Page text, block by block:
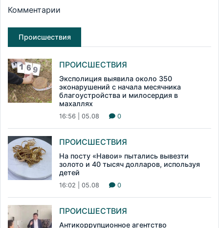
Комментарии
Происшествия
ПРОИСШЕСТВИЯ
Эксполиция выявила около 350
эконарушений с начала месячника
благоустройства и милосердия в
махаллях
16:56 | 05.08 0
ПРОИСШЕСТВИЯ
На посту «Навои» пытались вывезти
золото и 40 тысяч долларов, используя
детей
16:02 | 05.08 0
ПРОИСШЕСТВИЯ
Антикоррупционное агентство